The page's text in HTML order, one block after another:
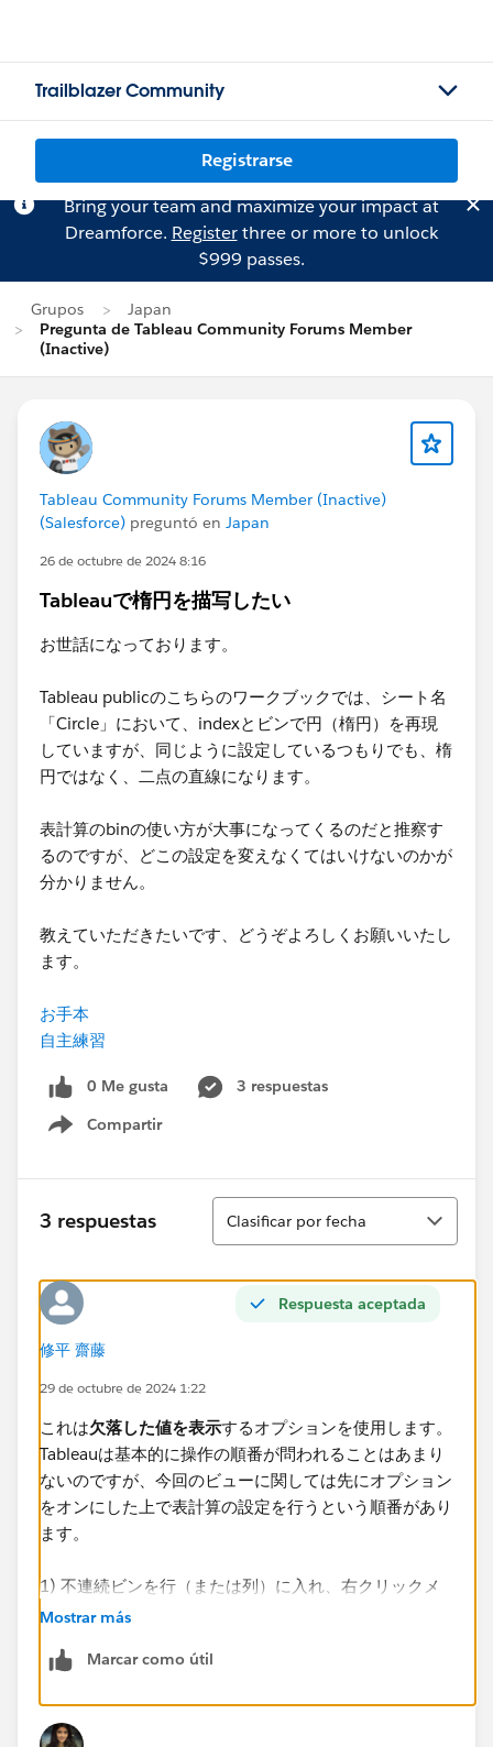
Trailblazer Community
Registrarse
Bring your team and maximize your impact at
Dreamforce. Registerthree or more to unlock
$999 passes.
Grupos
Japan
Pregunta de Tableau Community Forums Member
(Inactive)
Tableau Community Forums Member (Inactive)
(Salesforce) preguntó en Japan
26 de octubre de 2024 8:16
Tableauで楕円を描写したい
お世話になっております。
Tableau publicのこちらのワークブックでは、シート名
「Circle」において、indexとビンで円（楕円）を再現
していますが、同じように設定しているつもりでも、楕
円ではなく、二点の直線になります。
表計算のbinの使い方が大事になってくるのだと推察す
るのですが、どこの設定を変えなくてはいけないのかが
分かりません。
教えていただきたいです、どうぞよろしくお願いいたし
ます。
お手本
自主練習
0 Me gusta
3 respuestas
Compartir
Show menu
3 respuestas
Ordenar
Clasificar por fecha
Respuesta aceptada
修平 齋藤
29 de octubre de 2024 1:22
これは欠落した値を表示するオプションを使用します。
Tableauは基本的に操作の順番が問われることはあまり
ないのですが、今回のビューに関しては先にオプション
をオンにした上で表計算の設定を行うという順番があり
ます。
1) 不連続ビンを行（または列）に入れ、右クリックメ
ニューから「欠落した値を表示」をオンにする。
Mostrar más
Marcar como útil